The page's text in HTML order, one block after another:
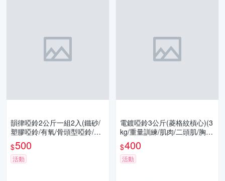
韻律啞鈴2公斤一組2入(鐵砂/
塑膠啞鈴/有氧/骨頭型啞鈴/居
家/GetSport)
$500
活動
電鍍啞鈴3公斤(菱格紋槓心)(3
kg/重量訓練/肌肉/二頭肌/胸
肌/舉重/GetSport)
$400
活動